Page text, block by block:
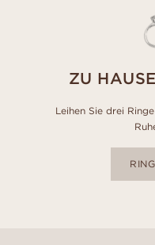
ZU
Leihen Sie drei